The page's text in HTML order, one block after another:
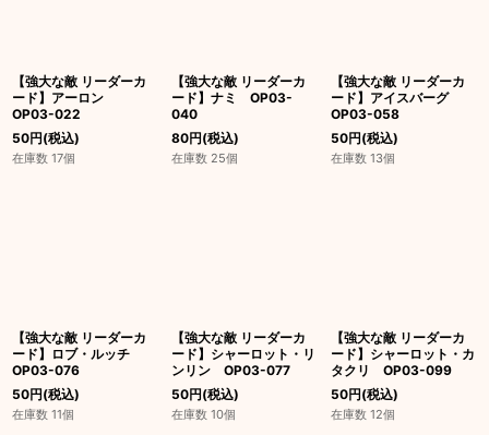
【強大な敵 リーダーカ
ード】アーロン
OP03-022
50円(税込)
在庫数 17個
【強大な敵 リーダーカ
ード】ナミ OP03-
040
80円(税込)
在庫数 25個
【強大な敵 リーダーカ
ード】アイスバーグ
OP03-058
50円(税込)
在庫数 13個
【強大な敵 リーダーカ
ード】ロブ・ルッチ
OP03-076
50円(税込)
在庫数 11個
【強大な敵 リーダーカ
ード】シャーロット・リ
ンリン OP03-077
50円(税込)
在庫数 10個
【強大な敵 リーダーカ
ード】シャーロット・カ
タクリ OP03-099
50円(税込)
在庫数 12個